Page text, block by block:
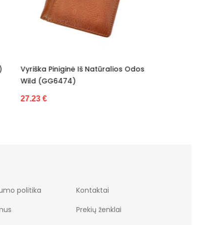
Piniginė Wild (GG6476)
31.22 €
politika
Kontaktai
Prekių ženklai